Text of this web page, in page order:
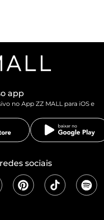
app
no App ZZ MALL para iOS e
sociais